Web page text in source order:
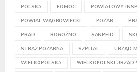
POLSKA POMOC POWIATOWY
POWIAT WĄGROWIECKI POŻAR
PRĄD ROGOŹNO SANPEID
STRAŻ POŻARNA SZPITAL URZĄD
WIELKOPOLSKA WIELKOPOLSKI URZĄD